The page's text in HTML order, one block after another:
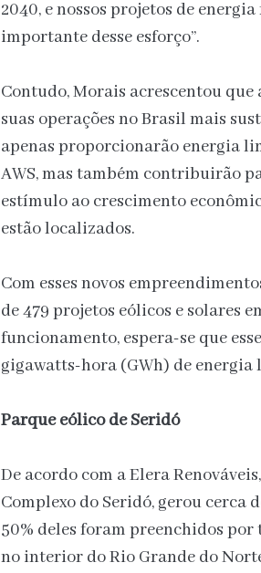
2040, e nossos projetos de
importante desse esforço”.
Contudo, Morais acrescentou
suas operações no Brasil mais
apenas proporcionarão energia
AWS, mas também contribuirão
estímulo ao crescimento
estão localizados.
Com esses novos
de 479 projetos eólicos e solares
funcionamento, espera-se que
gigawatts-hora (GWh) de
Parque eólico de Seridó
De acordo com a Elera
Complexo do Seridó, gerou cerca
50% deles foram preenchidos
no interior do Rio Grande do